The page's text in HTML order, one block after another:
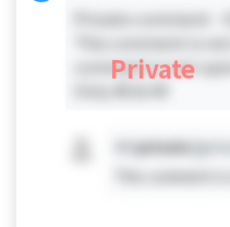
Private comment -
This comment is
comment is not
Private
#Xprivate
This comment